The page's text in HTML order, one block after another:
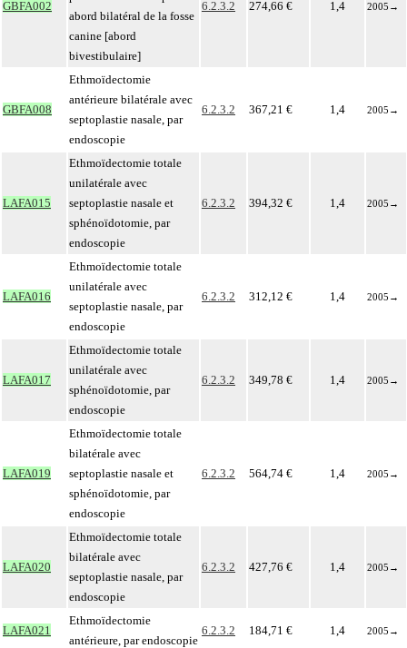
GBFA002
abord bilatéral de la fosse
canine [abord
bivestibulaire]
6.2.3.2 274,66 € 1,4 2005 →
GBFA008
Ethmoïdectomie
antérieure bilatérale avec
septoplastie nasale, par
endoscopie
6.2.3.2 367,21 € 1,4 2005 →
LAFA015
Ethmoïdectomie totale
unilatérale avec
septoplastie nasale et
sphénoïdotomie, par
endoscopie
6.2.3.2 394,32 € 1,4 2005 →
LAFA016
Ethmoïdectomie totale
unilatérale avec
septoplastie nasale, par
endoscopie
6.2.3.2 312,12 € 1,4 2005 →
LAFA017
Ethmoïdectomie totale
unilatérale avec
sphénoïdotomie, par
endoscopie
6.2.3.2 349,78 € 1,4 2005 →
LAFA019
Ethmoïdectomie totale
bilatérale avec
septoplastie nasale et
sphénoïdotomie, par
endoscopie
6.2.3.2 564,74 € 1,4 2005 →
LAFA020
Ethmoïdectomie totale
bilatérale avec
septoplastie nasale, par
endoscopie
6.2.3.2 427,76 € 1,4 2005 →
LAFA021
Ethmoïdectomie
antérieure, par endoscopie
6.2.3.2 184,71 € 1,4 2005 →